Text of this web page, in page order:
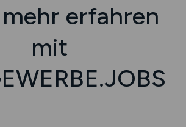
erfahren
mit